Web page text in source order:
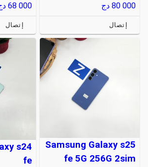
80 000 دج
إتصال
68 000
إتصال
Samsung Galaxy s25
fe 5G 256G 2sim
s24
fe